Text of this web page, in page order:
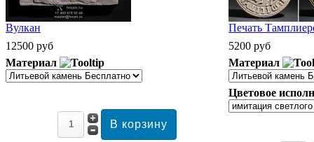
Вулкан
12500 руб
Материал
Печать
5200 руб
Материал
Цветовое